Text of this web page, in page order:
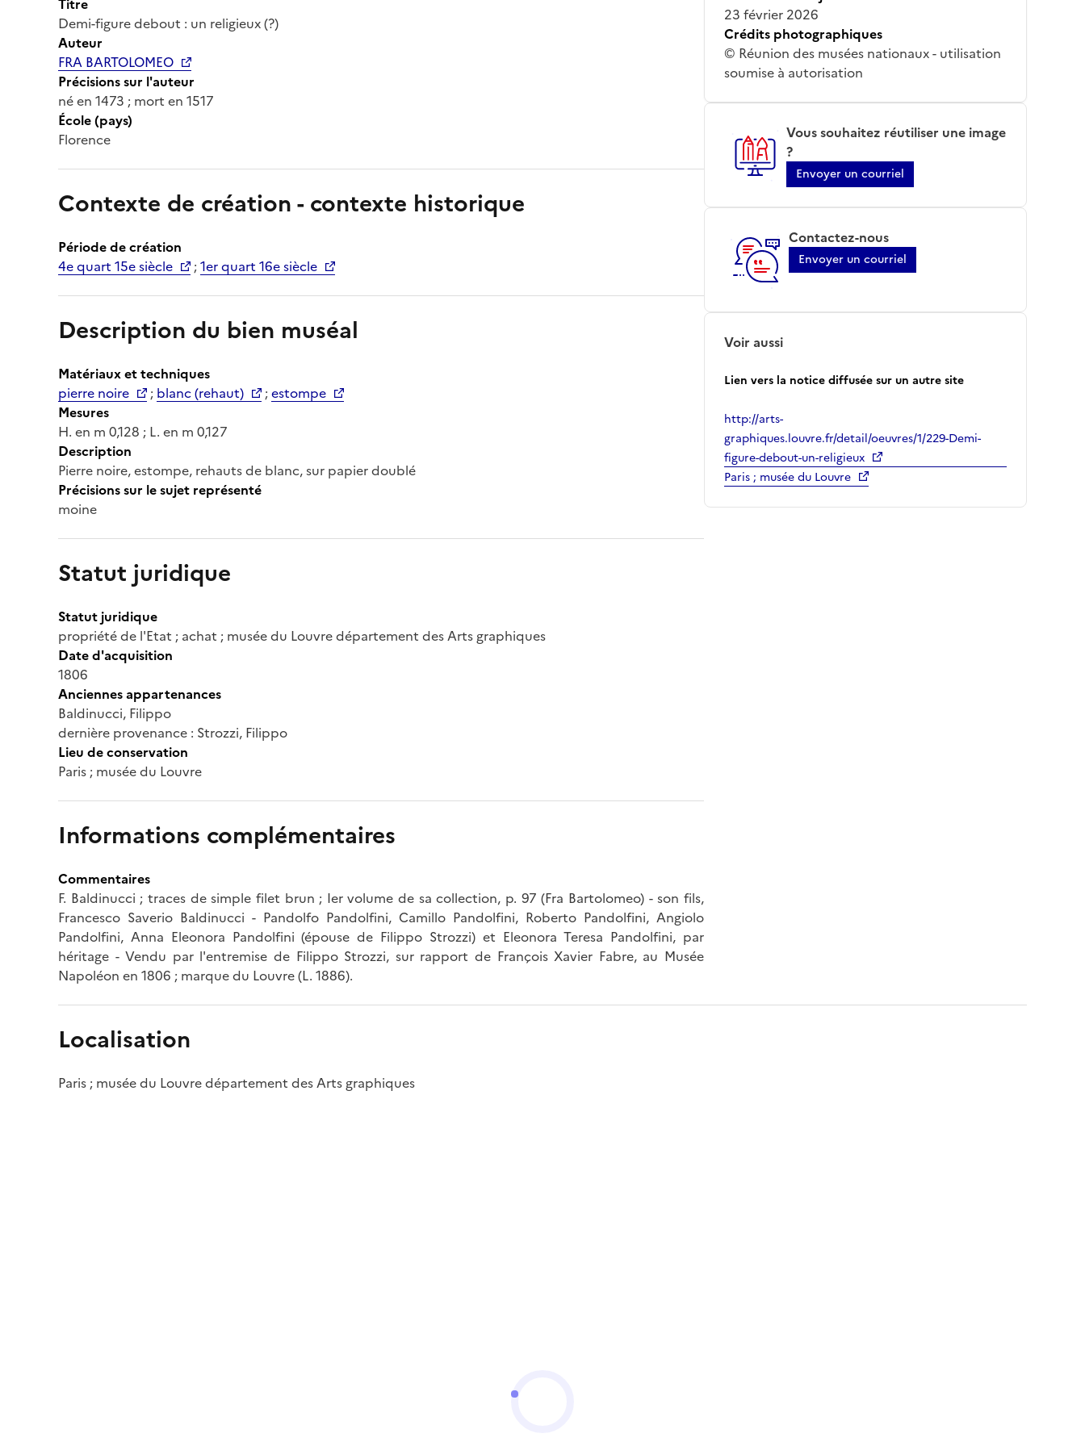
Demi-figure debout : un religieux (?)
Auteur
FRA BARTOLOMEO
Précisions sur l'auteur
né en 1473 ; mort en 1517
École (pays)
Florence
Contexte de création - contexte historique
Période de création
4e quart 15e siècle
;1er quart 16e siècle
Description du bien muséal
Matériaux et techniques
pierre noire
; blanc (rehaut) ;estompe
Mesures
H. en m 0,128 ; L. en m 0,127
Description
Pierre noire, estompe, rehauts de blanc, sur papier doublé
Précisions sur le sujet représenté
moine
Statut juridique
Statut juridique
propriété de l'Etat ; achat ; musée du Louvre département des Arts graphiques
Date d'acquisition
1806
Anciennes appartenances
Baldinucci, Filippo
dernière provenance : Strozzi, Filippo
Lieu de conservation
Paris ; musée du Louvre
Informations complémentaires
Commentaires
F. Baldinucci ; traces de simple filet brun ; Ier volume de sa collection, p. 97 (Fra Bartolomeo) - son fils,
Francesco Saverio Baldinucci - Pandolfo Pandolfini, Camillo Pandolfini, Roberto Pandolfini, Angiolo
Pandolfini, Anna Eleonora Pandolfini (épouse de Filippo Strozzi) et Eleonora Teresa Pandolfini, par
héritage - Vendu par l'entremise de Filippo Strozzi, sur rapport de François Xavier Fabre, au Musée
Napoléon en 1806 ; marque du Louvre (L. 1886).
23 février 2026
Crédits photographiques
© Réunion des musées nationaux - utilisation
soumise à autorisation
Vous souhaitez réutiliser une image
?
Envoyer un courriel
Contactez-nous
Envoyer un courriel
Voir aussi
Lien vers la notice diffusée sur un autre site
http://arts-
graphiques.louvre.fr/detail/oeuvres/1/229-Demi-
figure-debout-un-religieux
Paris ; musée du Louvre
Localisation
Paris ; musée du Louvre département des Arts graphiques